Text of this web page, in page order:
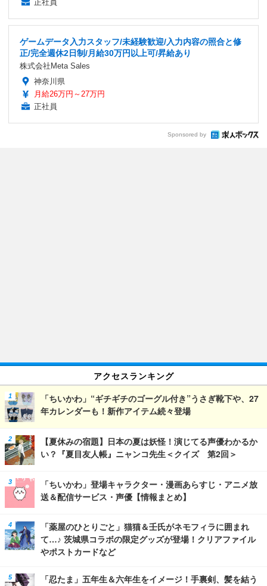
正社員
ゲームデータ入力スタッフ/未経験歓迎/入力内容の照合と修
正/完全週休2日制/月給30万円以上可/昇給あり
株式会社Meta Sales
神奈川県
月給26万円～27万円
正社員
Sponsored by
アクセスランキング
「ちいかわ」“ギチギチのゴーグル付き”うさぎ靴下や、27
年カレンダーも！新作アイテム続々登場
【夏休みの宿題】日本の夏は妖怪！演じてる声優わかるか
い？『夏目友人帳』ニャンコ先生＜クイズ 第2回＞
「ちいかわ」登場キャラクター・漫画あらすじ・アニメ放
送＆配信サービス・声優【情報まとめ】
「薬屋のひとりごと」猫猫＆壬氏がネモフィラに囲まれ
て…♪ 茨城県コラボの限定グッズが登場！クリアファイル
やポストカードなど
「忍たま」五年生＆六年生をイメージ！手裏剣、髪を結う